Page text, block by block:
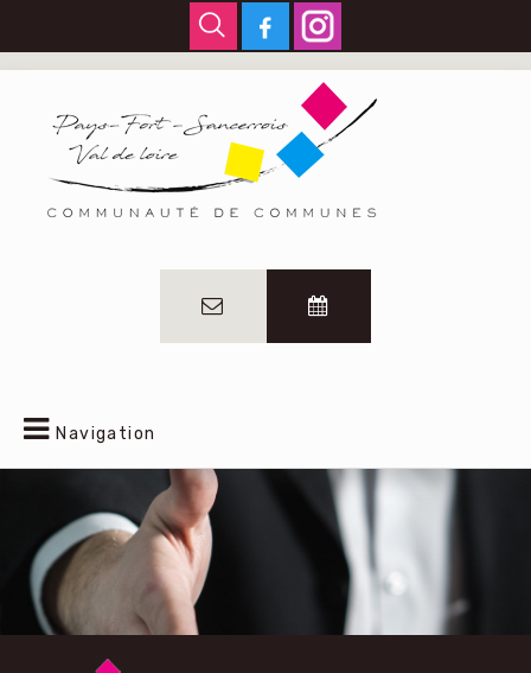
Navigation